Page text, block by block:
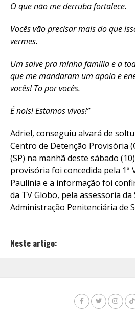
O que nāo me derruba fortalece.
Vocês vāo precisar mais do que
vermes.
Um salve pra minha familia e a
que me mandaram um apoio e
vocês! To por vocês.
É nois! Estamos vivos!”
Adriel, conseguiu alvará de
Centro de Detenção Provisória
(SP) na manhã deste sábado
provisória foi concedida pela 1ª
Paulínia e a informação foi
da TV Globo, pela assessoria da
Administração Penitenciária de
Neste artigo: